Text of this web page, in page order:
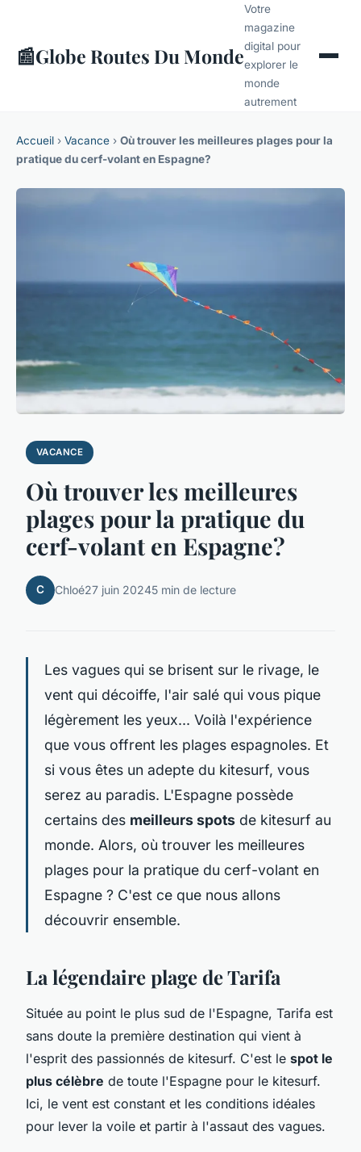
📰Globe Routes Du Monde
Votre
magazine
digital pour
explorer le
monde
autrement
Accueil › Vacance › Où trouver les meilleures plages pour la
pratique du cerf-volant en Espagne?
VACANCE
Où trouver les meilleures
plages pour la pratique du
cerf-volant en Espagne?
C Chloé27 juin 20245 min de lecture
Les vagues qui se brisent sur le rivage, le
vent qui décoiffe, l'air salé qui vous pique
légèrement les yeux... Voilà l'expérience
que vous offrent les plages espagnoles. Et
si vous êtes un adepte du kitesurf, vous
serez au paradis. L'Espagne possède
certains des meilleurs spots de kitesurf au
monde. Alors, où trouver les meilleures
plages pour la pratique du cerf-volant en
Espagne ? C'est ce que nous allons
découvrir ensemble.
La légendaire plage de Tarifa
Située au point le plus sud de l'Espagne, Tarifa est
sans doute la première destination qui vient à
l'esprit des passionnés de kitesurf. C'est le spot le
plus célèbre de toute l'Espagne pour le kitesurf.
Ici, le vent est constant et les conditions idéales
pour lever la voile et partir à l'assaut des vagues.